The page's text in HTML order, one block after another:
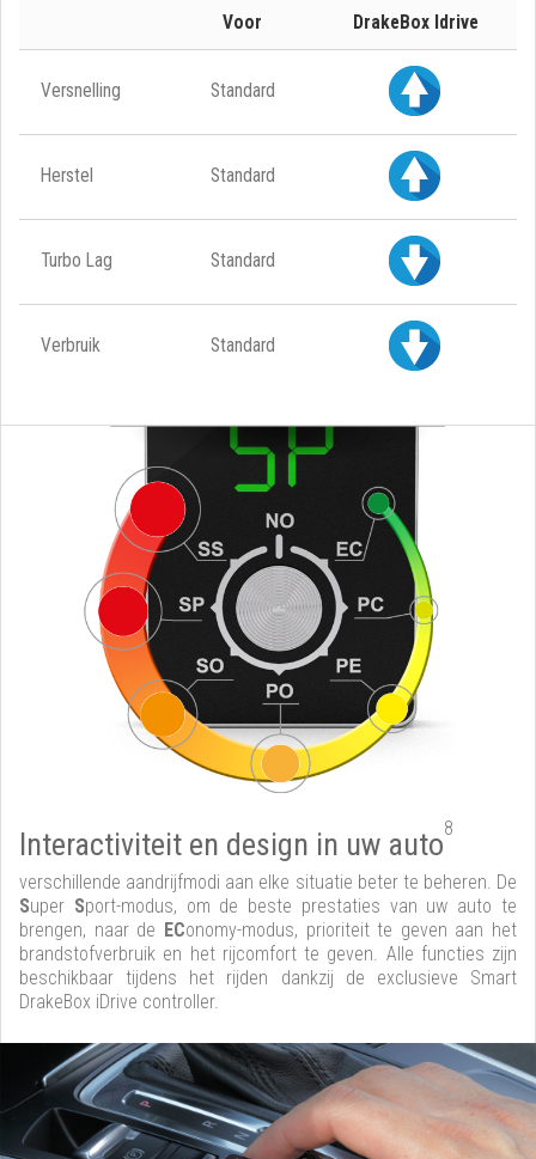
Voor DrakeBox Idrive
Versnelling Standard
Herstel Standard
Turbo Lag Standard
Verbruik Standard
Interactiviteit en design in uw auto8
verschillende aandrijfmodi aan elke situatie beter te beheren. De
Super Sport-modus, om de beste prestaties van uw auto te
brengen, naar de EConomy-modus, prioriteit te geven aan het
brandstofverbruik en het rijcomfort te geven. Alle functies zijn
beschikbaar tijdens het rijden dankzij de exclusieve Smart
DrakeBox iDrive controller.